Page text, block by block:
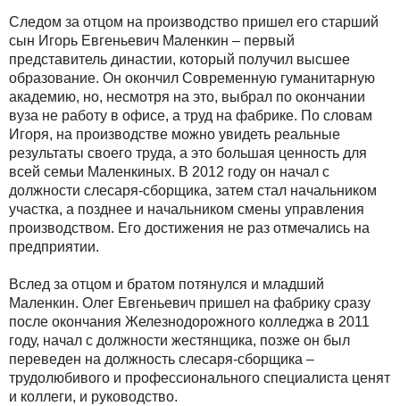
Следом за отцом на производство пришел его старший
сын Игорь Евгеньевич Маленкин – первый
представитель династии, который получил высшее
образование. Он окончил Современную гуманитарную
академию, но, несмотря на это, выбрал по окончании
вуза не работу в офисе, а труд на фабрике. По словам
Игоря, на производстве можно увидеть реальные
результаты своего труда, а это большая ценность для
всей семьи Маленкиных. В 2012 году он начал с
должности слесаря-сборщика, затем стал начальником
участка, а позднее и начальником смены управления
производством. Его достижения не раз отмечались на
предприятии.
Вслед за отцом и братом потянулся и младший
Маленкин. Олег Евгеньевич пришел на фабрику сразу
после окончания Железнодорожного колледжа в 2011
году, начал с должности жестянщика, позже он был
переведен на должность слесаря-сборщика –
трудолюбивого и профессионального специалиста ценят
и коллеги, и руководство.